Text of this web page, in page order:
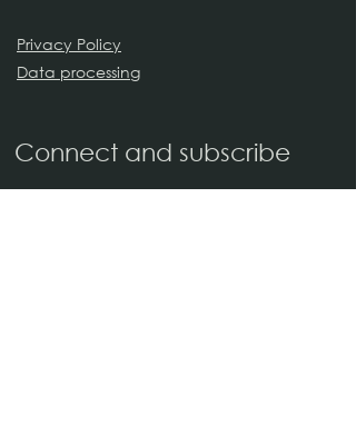
Privacy Policy
Data processing
Connect and subscribe